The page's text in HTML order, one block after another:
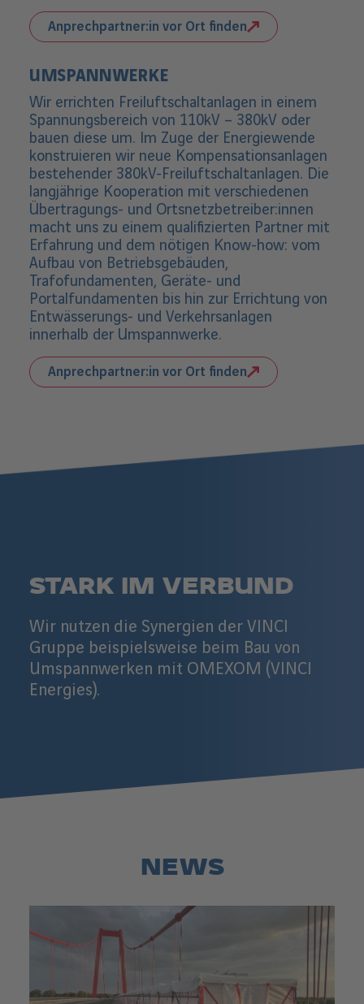
Anprechpartner:in vor Ort finden
UMSPANNWERKE
Wir errichten Freiluftschaltanlagen in einem
Spannungsbereich von 110kV – 380kV oder
bauen diese um. Im Zuge der Energiewende
konstruieren wir neue Kompensationsanlagen
bestehender 380kV-Freiluftschaltanlagen. Die
langjährige Kooperation mit verschiedenen
Übertragungs- und Ortsnetzbetreiber:innen
macht uns zu einem qualifizierten Partner mit
Erfahrung und dem nötigen Know-how: vom
Aufbau von Betriebsgebäuden,
Trafofundamenten, Geräte- und
Portalfundamenten bis hin zur Errichtung von
Entwässerungs- und Verkehrsanlagen
innerhalb der Umspannwerke.
Anprechpartner:in vor Ort finden
STARK IM VERBUND
Wir nutzen die Synergien der VINCI
Gruppe beispielsweise beim Bau von
Umspannwerken mit OMEXOM (VINCI
Energies).
NEWS